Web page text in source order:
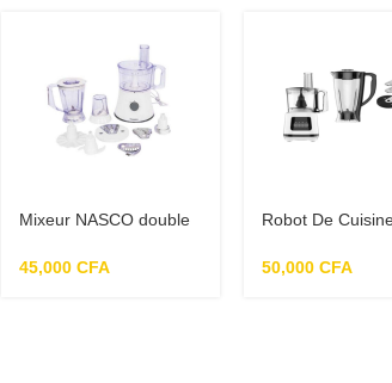
Mixeur NASCO double
FP9026KE-CB
45,000 CFA
Robot De
2,4L – FP9076E-
50,000CFA